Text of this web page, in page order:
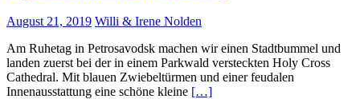
August 21, 2019 Willi & Irene Nolden
Am Ruhetag in Petrosavodsk machen wir einen Stadtbummel und
landen zuerst bei der in einem Parkwald versteckten Holy Cross
Cathedral. Mit blauen Zwiebeltürmen und einer feudalen
Innenausstattung eine schöne kleine […]